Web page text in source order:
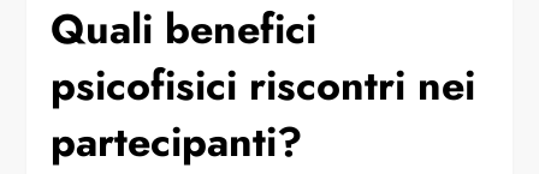
Quali benefici
psicofisici riscontri nei
partecipanti?